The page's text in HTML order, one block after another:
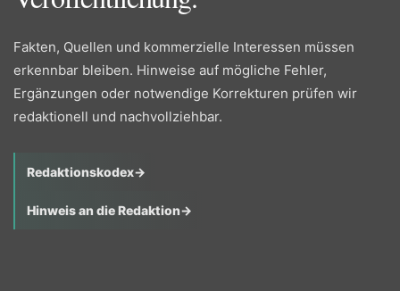
Fakten, Quellen und kommerzielle Interessen müssen
erkennbar bleiben. Hinweise auf mögliche Fehler,
Ergänzungen oder notwendige Korrekturen prüfen wir
redaktionell und nachvollziehbar.
Redaktionskodex→
Hinweis an die Redaktion→